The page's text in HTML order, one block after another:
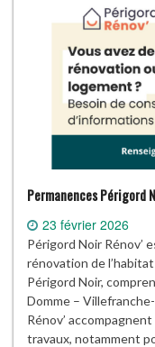
Permanences Périgord
23 février 2026
Périgord Noir Rénov’
rénovation de
Périgord Noir,
Domme –
Rénov’
travaux, notamment